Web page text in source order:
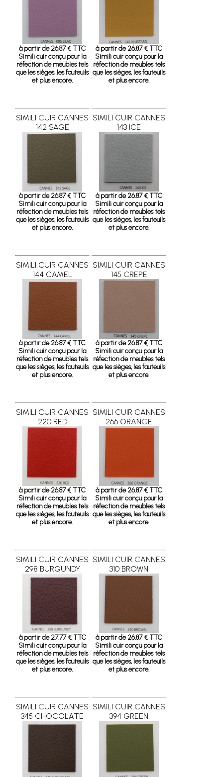
à partir de 26.87 € TTC
Simili cuir conçu pour la
réfection de meubles tels
que les sièges, les fauteuils
et plus encore.
à partir de 26.87 € TTC
Simili cuir conçu pour la
réfection de meubles tels
que les sièges, les fauteuils
et plus encore.
SIMILI CUIR CANNES
142 SAGE
à partir de 26.87 € TTC
Simili cuir conçu pour la
réfection de meubles tels
que les sièges, les fauteuils
et plus encore.
SIMILI CUIR CANNES
143 ICE
à partir de 26.87 € TTC
Simili cuir conçu pour la
réfection de meubles tels
que les sièges, les fauteuils
et plus encore.
SIMILI CUIR CANNES
144 CAMEL
à partir de 26.87 € TTC
Simili cuir conçu pour la
réfection de meubles tels
que les sièges, les fauteuils
et plus encore.
SIMILI CUIR CANNES
145 CREPE
à partir de 26.87 € TTC
Simili cuir conçu pour la
réfection de meubles tels
que les sièges, les fauteuils
et plus encore.
SIMILI CUIR CANNES
220 RED
à partir de 26.87 € TTC
Simili cuir conçu pour la
réfection de meubles tels
que les sièges, les fauteuils
et plus encore.
SIMILI CUIR CANNES
266 ORANGE
à partir de 26.87 € TTC
Simili cuir conçu pour la
réfection de meubles tels
que les sièges, les fauteuils
et plus encore.
SIMILI CUIR CANNES
298 BURGUNDY
à partir de 27.77 € TTC
Simili cuir conçu pour la
réfection de meubles tels
que les sièges, les fauteuils
et plus encore.
SIMILI CUIR CANNES
310 BROWN
à partir de 26.87 € TTC
Simili cuir conçu pour la
réfection de meubles tels
que les sièges, les fauteuils
et plus encore.
SIMILI CUIR CANNES
345 CHOCOLATE
SIMILI CUIR CANNES
394 GREEN